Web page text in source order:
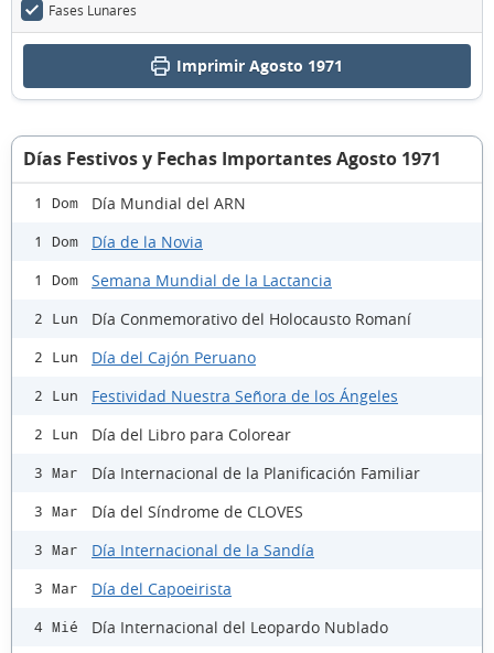
Fases Lunares
Imprimir Agosto 1971
Días Festivos y Fechas Importantes Agosto 1971
1 Dom Día Mundial del ARN
1 Dom Día de la Novia
1 Dom Semana Mundial de la Lactancia
2 Lun Día Conmemorativo del Holocausto Romaní
2 Lun Día del Cajón Peruano
2 Lun Festividad Nuestra Señora de los Ángeles
2 Lun Día del Libro para Colorear
3 Mar Día Internacional de la Planificación Familiar
3 Mar Día del Síndrome de CLOVES
3 Mar Día Internacional de la Sandía
3 Mar Día del Capoeirista
4 Mié Día Internacional del Leopardo Nublado